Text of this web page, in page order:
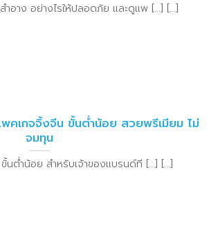
อาง อย่างไรให้ปลอดภัย และดูแพ [...] [...]
คเกจจิ้งจีน ขั้นต่ำน้อย สวยพรีเมียม ไม่
จมทุน
ต่ำน้อย สำหรับเจ้าของแบรนด์ที [...] [...]